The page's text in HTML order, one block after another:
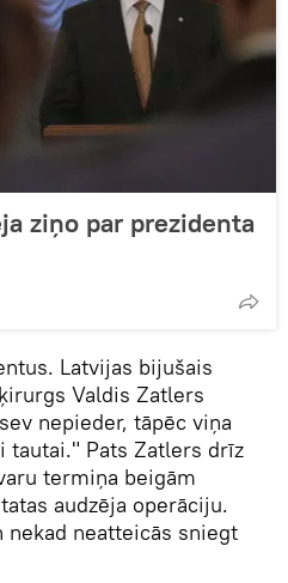
ziņo par prezidenta
Latvijas bijušais
Valdis Zatlers
nepieder, tāpēc viņa
tautai." Pats Zatlers drīz
termiņa beigām
audzēja operāciju.
nekad neatteicās sniegt